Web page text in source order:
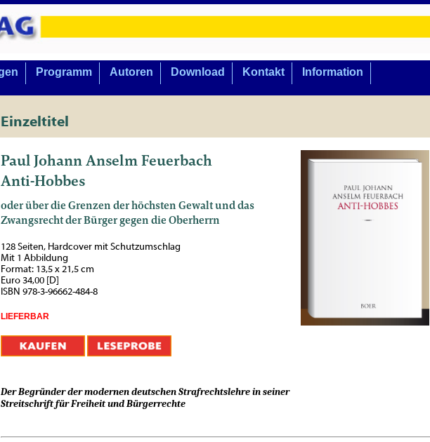
Programm Autoren Download Kontakt Information
Einzeltitel
Paul Johann Anselm Feuerbach
Anti-Hobbes
oder über die Grenzen der höchsten Gewalt und das
Zwangsrecht der Bürger gegen die Oberherrn
128 Seiten, Hardcover mit Schutzumschlag
Mit 1 Abbildung
Format: 13,5 x 21,5 cm
Euro 34,00 [D]
ISBN 978-3-96662-484-8
LIEFERBAR
Der Begründer der modernen deutschen Strafrechtslehre in seiner
Streitschrift für Freiheit und Bürgerrechte